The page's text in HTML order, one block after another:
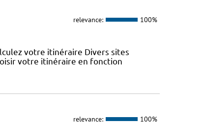
relevance: 100%
votre itinéraire Divers sites
votre itinéraire en fonction
relevance: 100%